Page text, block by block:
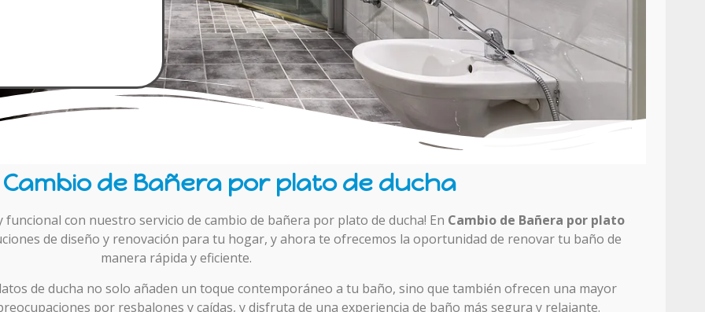
de Bañera por plato de ducha
con nuestro servicio de cambio de bañera por plato de ducha! En Cambio de Bañera por plato
de diseño y renovación para tu hogar, y ahora te ofrecemos la oportunidad de renovar tu baño de
manera rápida y eficiente.
de ducha no solo añaden un toque contemporáneo a tu baño, sino que también ofrecen una mayor
por resbalones y caídas, y disfruta de una experiencia de baño más segura y relajante.